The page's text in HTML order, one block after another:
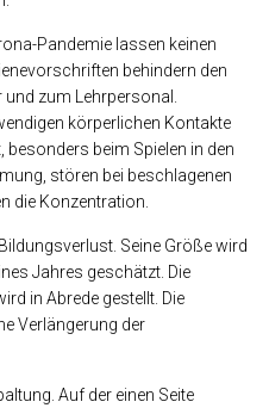
Pandemie lassen keinen
behindern den
zum Lehrpersonal.
körperlichen Kontakte
beim Spielen in den
stören bei beschlagenen
die Konzentration.
Seine Größe wird
Jahres geschätzt. Die
in Abrede gestellt. Die
Verlängerung der
Auf der einen Seite